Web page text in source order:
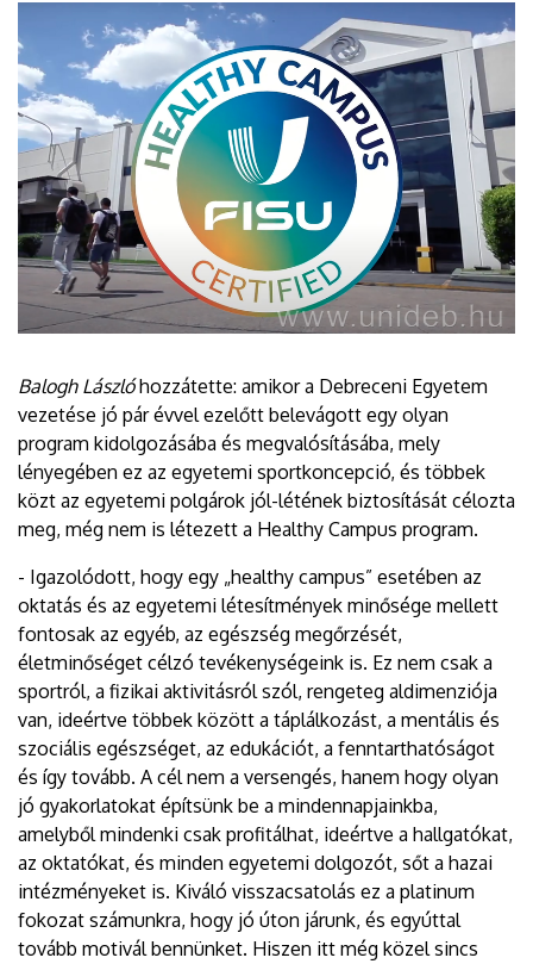
Balogh Lászlóhozzátette: amikor a Debreceni Egyetem
vezetése jó pár évvel ezelőtt belevágott egy olyan
program kidolgozásába és megvalósításába, mely
lényegében ez az egyetemi sportkoncepció, és többek
közt az egyetemi polgárok jól-létének biztosítását célozta
meg, még nem is létezett a Healthy Campus program.
- Igazolódott, hogy egy „healthy campus” esetében az
oktatás és az egyetemi létesítmények minősége mellett
fontosak az egyéb, az egészség megőrzését,
életminőséget célzó tevékenységeink is. Ez nem csak a
sportról, a fizikai aktivitásról szól, rengeteg aldimenziója
van, ideértve többek között a táplálkozást, a mentális és
szociális egészséget, az edukációt, a fenntarthatóságot
és így tovább. A cél nem a versengés, hanem hogy olyan
jó gyakorlatokat építsünk be a mindennapjainkba,
amelyből mindenki csak profitálhat, ideértve a hallgatókat,
az oktatókat, és minden egyetemi dolgozót, sőt a hazai
intézményeket is. Kiváló visszacsatolás ez a platinum
fokozat számunkra, hogy jó úton járunk, és egyúttal
tovább motivál bennünket. Hiszen itt még közel sincs